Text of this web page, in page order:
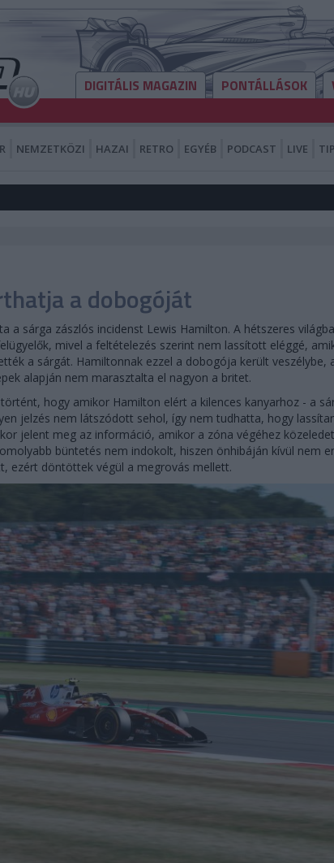
DIGITÁLIS MAGAZIN PONTÁLLÁSOK
NEMZETKÖZI HAZAI RETRO EGYÉB PODCAST LIVE
a dobogóját
a sárga zászlós incidenst Lewis Hamilton. A hétszeres
mivel a feltételezés szerint nem lassított eléggé,
a sárgát. Hamiltonnak ezzel a dobogója került veszélybe,
alapján nem marasztalta el nagyon a britet.
hogy amikor Hamilton elért a kilences kanyarhoz - a
jelzés nem látszódott sehol, így nem tudhatta, hogy
jelent meg az információ, amikor a zóna végéhez
büntetés nem indokolt, hiszen önhibáján kívül nem
ezért döntöttek végül a megrovás mellett.